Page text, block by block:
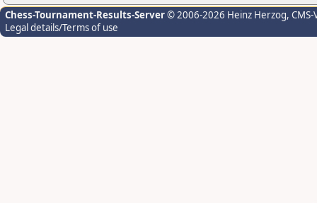
Chess-Tournament-Results-Server© 2006-2026 Heinz Herzog,
Legal details/Terms of use